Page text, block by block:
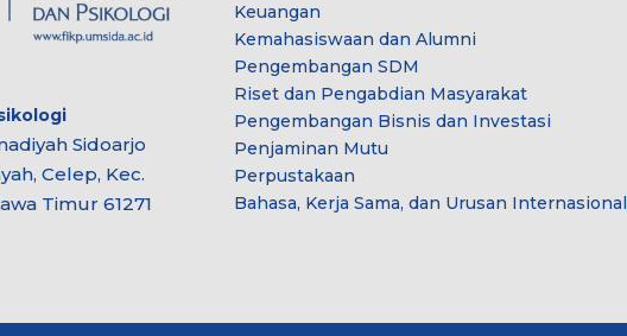
Sidoarjo
Celep, Kec.
Timur 61271
Keuangan
Kemahasiswaan dan Alumni
Pengembangan SDM
Riset dan Pengabdian Masyarakat
Pengembangan Bisnis dan Investasi
Penjaminan Mutu
Perpustakaan
Bahasa, Kerja Sama, dan Urusan Internasional